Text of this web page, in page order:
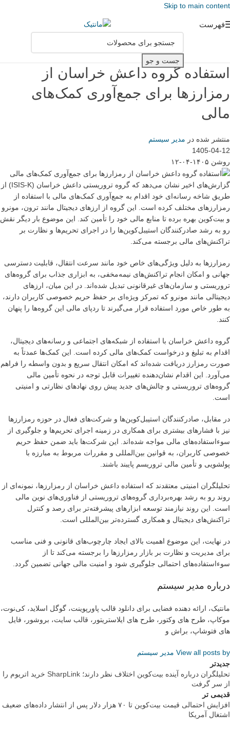
Skip to main content
فهرست
جست و جو
استفاده گروه داعش خراسان از
رمزارزها برای جمع‌آوری کمک‌های
مالی
منتشر شده در مدیر سیستم
1405-04-12
روشن ۱۴۰۵-۰۴-۱۲
گزارش‌های اخیر نشان می‌دهد که گروه تروریستی داعش خراسان (ISIS-K) از
طریق شاخه رسانه‌ای خود اقدام به جمع‌آوری کمک‌های مالی با استفاده از
رمزارزهای مختلف کرده است. این گروه از ارزهای دیجیتال مانند ترون، مونرو
و بیت‌کوین بهره برده تا منابع مالی خود را تأمین کند. این موضوع بار دیگر نقش
رو به رشد صادرکنندگان استیبل‌کوین‌ها را در اجرای تحریم‌ها و نظارت بر
تراکنش‌های مالی برجسته می‌کند.
رمزارزها به دلیل ویژگی‌های خاص خود مانند سرعت انتقال، قابلیت دسترسی
جهانی و امکان انجام تراکنش‌های نیمه‌مخفی، به ابزاری جذاب برای گروه‌های
تروریستی و سازمان‌های غیرقانونی تبدیل شده‌اند. در این میان، ارزهای
دیجیتالی مانند مونرو که تمرکز ویژه‌ای بر حفظ حریم خصوصی کاربران دارند،
به طور خاص مورد استفاده قرار می‌گیرند تا ردپای مالی این گروه‌ها را پنهان
کنند.
گروه داعش خراسان با استفاده از شبکه‌های اجتماعی و رسانه‌های دیجیتال،
اقدام به تبلیغ و درخواست کمک‌های مالی کرده است. این کمک‌ها عمدتاً به
صورت رمزارز دریافت شده‌اند که امکان انتقال سریع و بدون واسطه را فراهم
می‌آورد. این اقدام نشان‌دهنده تغییرات قابل توجه در نحوه تأمین مالی
گروه‌های تروریستی و چالش‌های جدید پیش روی نهادهای نظارتی و امنیتی
است.
در مقابل، صادرکنندگان استیبل‌کوین‌ها و شرکت‌های فعال در حوزه رمزارزها
نیز با فشارهای بیشتری برای همکاری در زمینه اجرای تحریم‌ها و جلوگیری از
سوءاستفاده‌های مالی مواجه شده‌اند. این شرکت‌ها باید ضمن حفظ حریم
خصوصی کاربران، به قوانین بین‌المللی و مقررات مربوط به مبارزه با
پولشویی و تأمین مالی تروریسم پایبند باشند.
تحلیلگران امنیتی معتقدند که استفاده داعش خراسان از رمزارزها، نمونه‌ای از
روند رو به رشد بهره‌برداری گروه‌های تروریستی از فناوری‌های نوین مالی
است. این روند نیازمند توسعه ابزارهای پیشرفته‌تر برای رصد و کنترل
تراکنش‌های دیجیتال و همکاری گسترده‌تر بین‌المللی است.
در نهایت، این موضوع اهمیت بالای ایجاد چارچوب‌های قانونی و فنی مناسب
برای مدیریت و نظارت بر بازار رمزارزها را برجسته می‌کند تا از
سوءاستفاده‌های احتمالی جلوگیری شود و امنیت مالی جهانی تضمین گردد.
درباره مدیر سیستم
مانتیک، ارائه دهنده فضایی برای دانلود قالب پاورپوینت، گوگل اسلاید، کی‌نوت،
موکاپ، طرح های وکتور، طرح های ایلاستریتور، قالب سایت، بروشور، فایل
های فتوشاپ، براش و
View all posts by مدیر سیستم
جدیدتر
تحلیلگران درباره آینده بیت‌کوین اختلاف نظر دارند؛ SharpLink خرید اتریوم را
از سر گرفت
قدیمی تر
افزایش احتمالی قیمت بیت‌کوین تا ۷۰ هزار دلار پس از انتشار داده‌های ضعیف
اشتغال آمریکا